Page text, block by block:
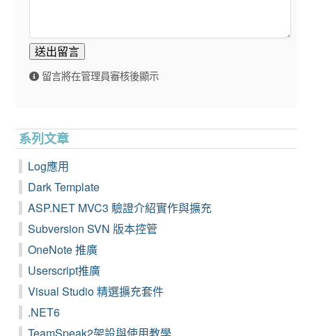
送出留言
留言將在管理員審核後顯示
系列文章
Log應用
Dark Template
ASP.NET MVC3 驗證介紹實作與擴充
Subversion SVN 版本控管
OneNote 推廣
Userscript推廣
Visual Studio 精選擴充套件
.NET6